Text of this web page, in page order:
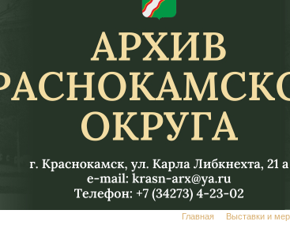
Главная Выставки и